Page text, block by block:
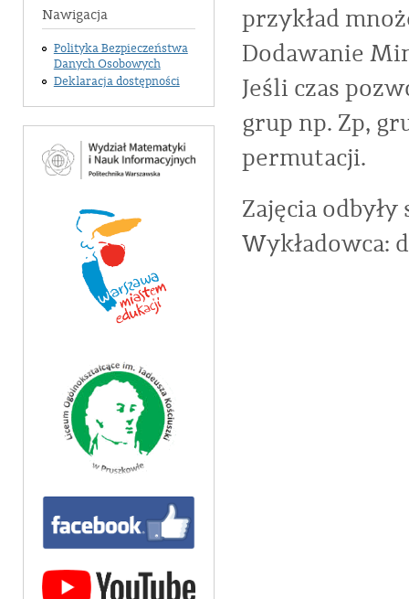
Nawigacja
Polityka Bezpieczeństwa
Danych Osobowych
Deklaracja dostępności
przykład
Dodawanie
Jeśli czas
grup np. Zp,
permutacji.
Zajęcia odbyły
Wykładowca: